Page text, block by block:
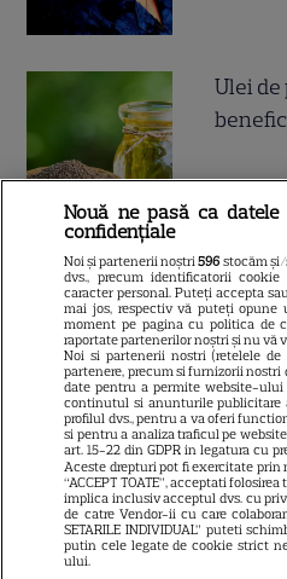
Ulei de
Postul
se
Ce
dacă
Nouă ne pasă ca
confidențiale
Noi și partenerii noștri596 stocăm
dvs., precum identificatorii
caracter personal. Puteți accepta
mai jos, respectiv vă puteți
moment pe pagina cu politica de
raportate partenerilor noștri și nu vă
Noi si partenerii nostri (retelele
partenere, precum si furnizorii
date pentru a permite website-
continutul si anunturile publicitare
profilul dvs., pentru a va oferi
si pentru a analiza traficul pe
art. 15-22 din GDPR in legatura cu
Aceste drepturi pot fi exercitate
“ACCEPT TOATE”, acceptati
implica inclusiv acceptul dvs. cu
de catre Vendor-ii cu care
SETARILE INDIVIDUAL” puteti
putin cele legate de cookie strict
ului.